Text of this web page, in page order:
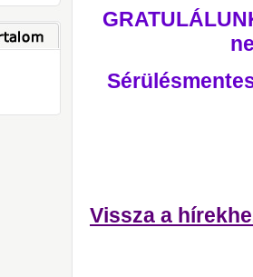
Vissza a